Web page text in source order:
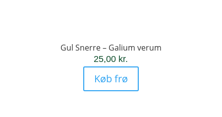
Gul Snerre – Galium verum
25,00 kr.
Køb frø